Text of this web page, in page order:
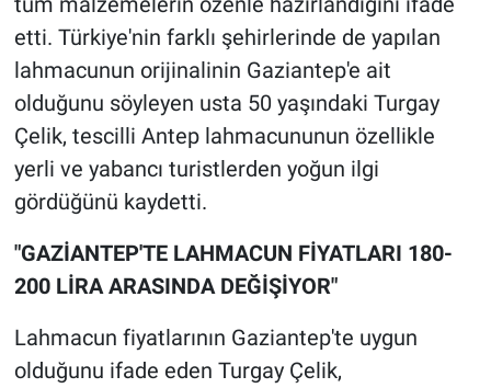
etti. Türkiye'nin farklı şehirlerinde de yapılan
lahmacunun orijinalinin Gaziantep'e ait
olduğunu söyleyen usta 50 yaşındaki Turgay
Çelik, tescilli Antep lahmacununun özellikle
yerli ve yabancı turistlerden yoğun ilgi
gördüğünü kaydetti.
"GAZİANTEP'TE LAHMACUN FİYATLARI 180-
200 LİRA ARASINDA DEĞİŞİYOR"
Lahmacun fiyatlarının Gaziantep'te uygun
olduğunu ifade eden Turgay Çelik,